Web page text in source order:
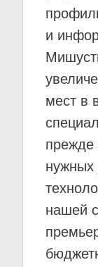
и
мест в
прежде
нужных
нашей